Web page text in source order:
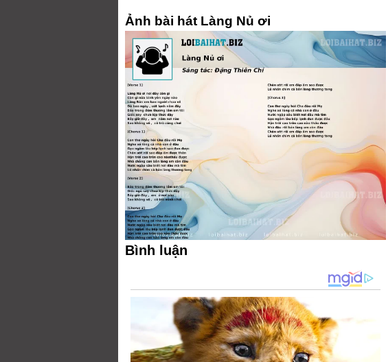
Ảnh bài hát Làng Nủ ơi
Bình luận